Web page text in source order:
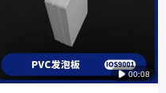
 00:08